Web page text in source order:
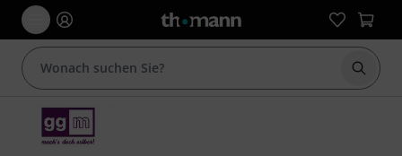
Suche